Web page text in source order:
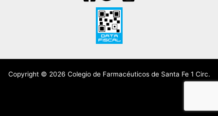
Copyright © 2026 Colegio de Farmacéuticos de Santa Fe 1 Circ.